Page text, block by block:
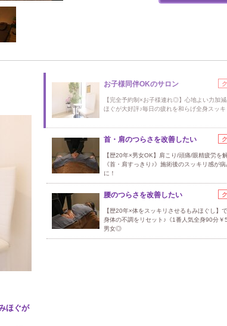
ほぐが
お子様同伴OKのサロン
【完全予約制×お子様連れ◎】心地よい力加
ほぐが大好評♪毎日の疲れを和らげ全身スッキ
首・肩のつらさを改善したい
【歴20年×男女OK】肩こり/頭痛/眼精疲労を
《首・肩すっきり♪》施術後のスッキリ感が
に！
腰のつらさを改善したい
【歴20年×体をスッキリさせるもみほぐし】
身体の不調をリセット♪《1番人気全身90分￥
男女◎